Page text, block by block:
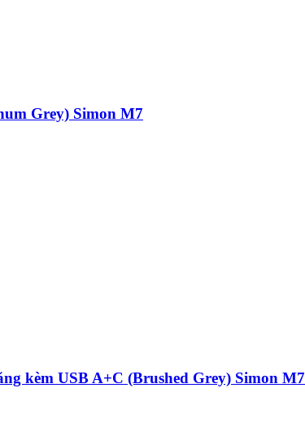
Grey) Simon M7
kèm USB A+C (Brushed Grey) Simon M7